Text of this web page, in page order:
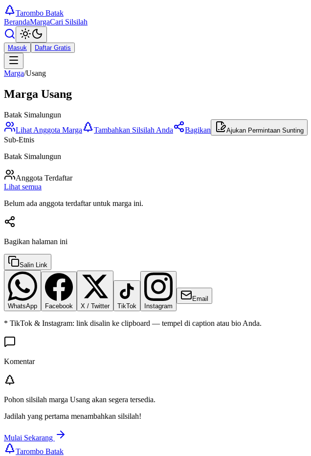
Tarombo Batak
BerandaMargaCari Silsilah
Masuk Daftar Gratis
Marga/Usang
Marga Usang
Batak Simalungun
Lihat Anggota Marga
Tambahkan Silsilah Anda Bagikan Ajukan Permintaan Sunting
Sub-Etnis
Batak Simalungun
Anggota Terdaftar
Lihat semua
Belum ada anggota terdaftar untuk marga ini.
Bagikan halaman ini
Salin Link
WhatsApp Facebook X / Twitter TikTok Instagram
Email
* TikTok & Instagram: link disalin ke clipboard — tempel di caption atau bio Anda.
Komentar
Pohon silsilah marga Usang akan segera tersedia.
Jadilah yang pertama menambahkan silsilah!
Mulai Sekarang
Tarombo Batak